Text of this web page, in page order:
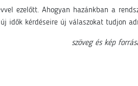
ezelőtt. Ahogyan hazánkban a
idők kérdéseire új válaszokat tudjon
szöveg és kép